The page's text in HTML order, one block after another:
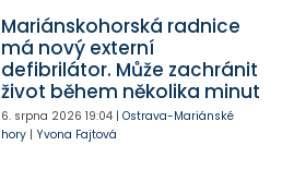
Mariánskohorská radnice
má nový externí
defibrilátor. Může zachránit
život během několika minut
6. srpna 2026 19:04| Ostrava-Mariánské
hory| Yvona Fajtová